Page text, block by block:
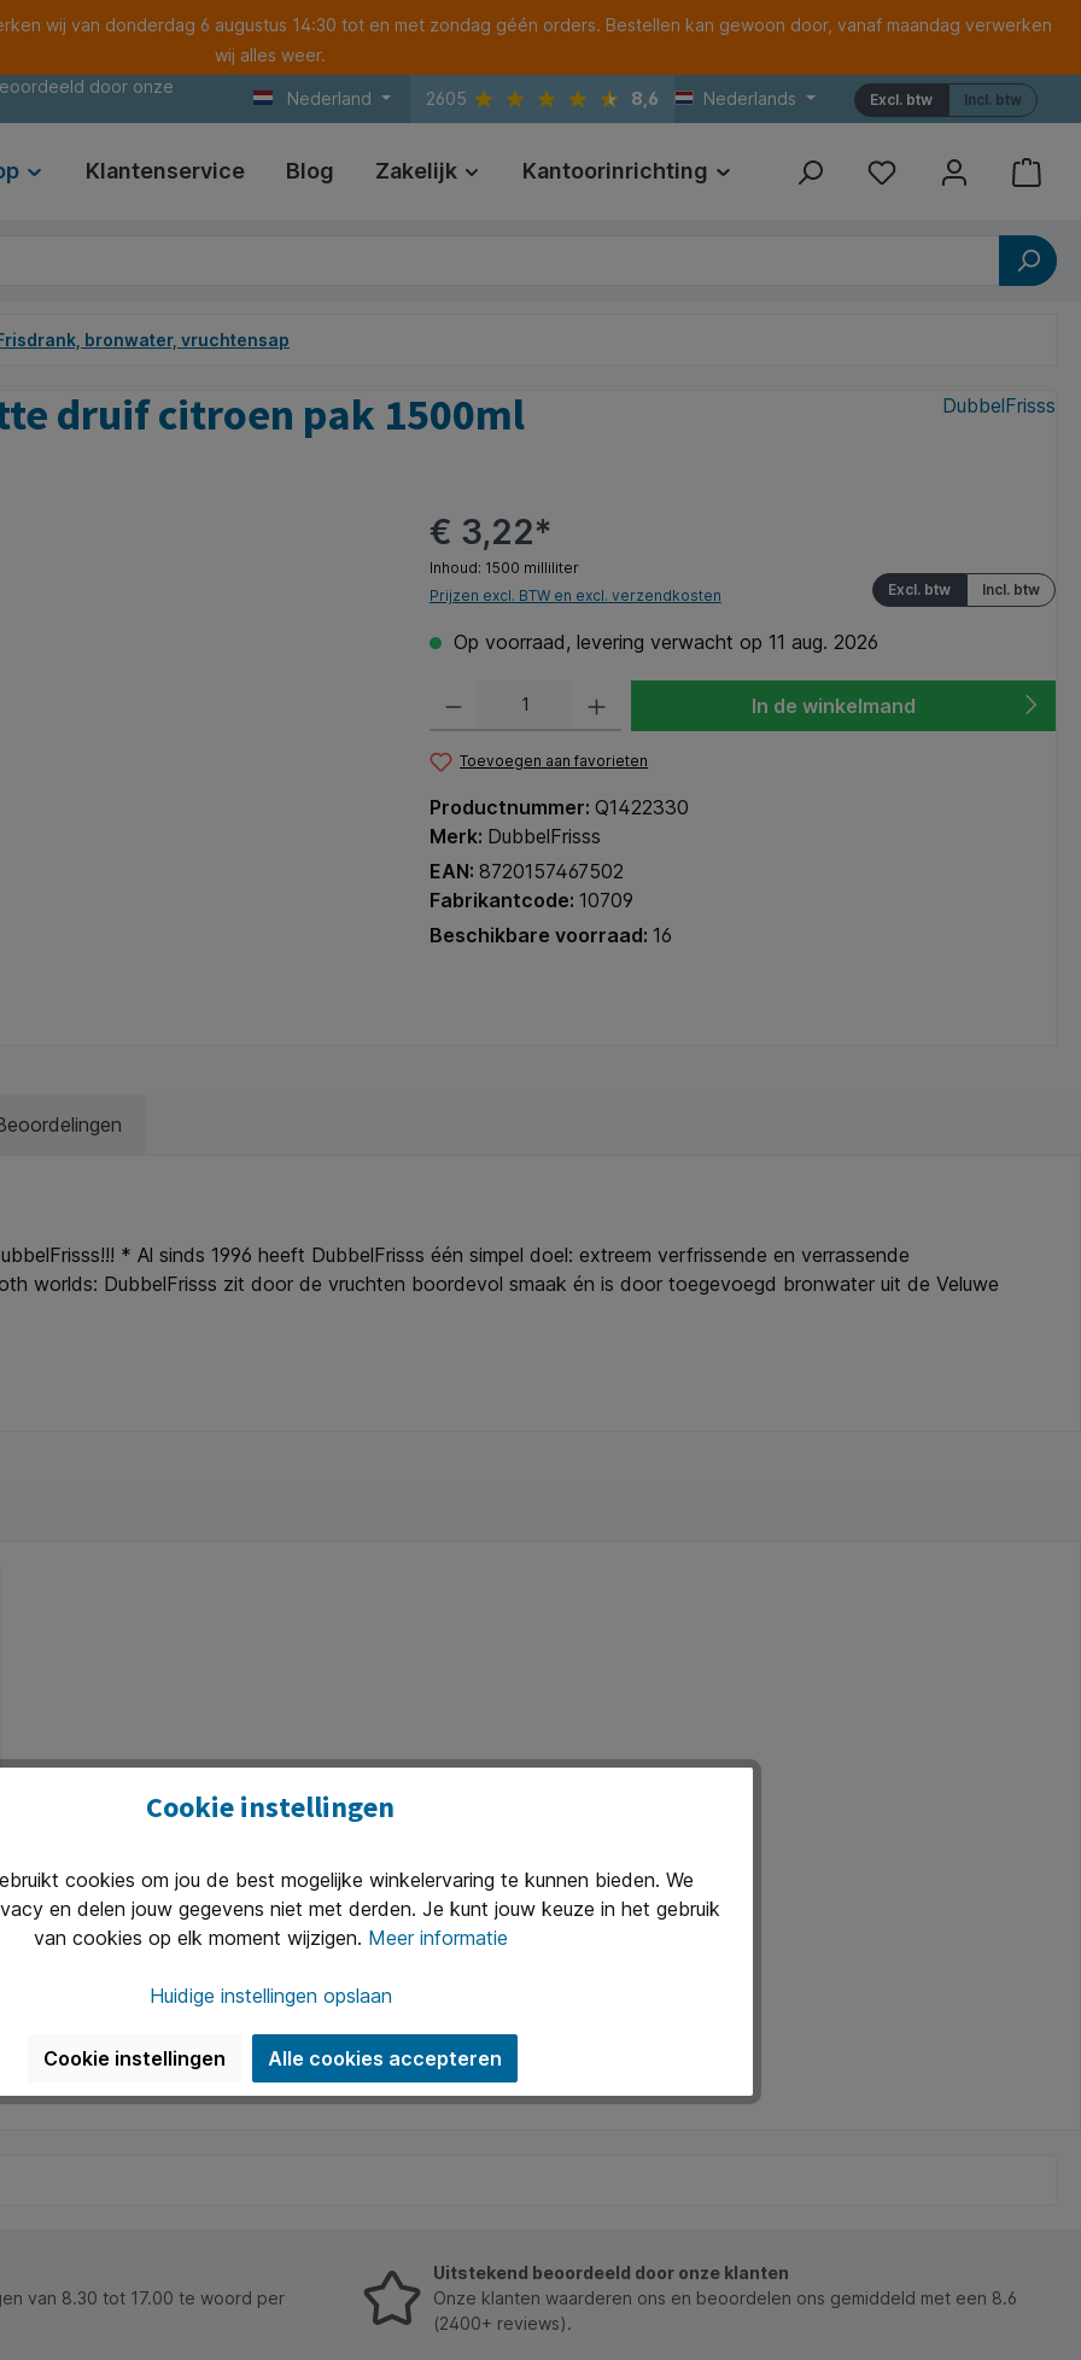
wij van donderdag 6 augustus 14:30 tot en met zondag géén orders. Bestellen kan gewoon door, vanaf maandag verwerken
wij alles weer.
door onze
Nederland 2605 8,6 Nederlands Incl. btw
Excl. btw
Klantenservice Blog Zakelijk Kantoorinrichting Print Referenties
bronwater, vruchtensap
druif citroen pak 1500ml DubbelFrisss
€ 3,22*
Inhoud: 1500 milliliter
Incl. btw
Excl. btw
Prijzen excl. BTW en excl. verzendkosten
Op voorraad, levering verwacht op 11 aug. 2026
In de winkelmand
Toevoegen aan favorieten
Productnummer: Q1422330
Merk: DubbelFrisss
EAN: 8720157467502
Fabrikantcode: 10709
Beschikbare voorraad: 16
* Al sinds 1996 heeft DubbelFrisss één simpel doel: extreem verfrissende en verrassende
worlds: DubbelFrisss zit door de vruchten boordevol smaak én is door toegevoegd bronwater uit de Veluwe
hebben we ook 1 kcal varianten. * Zo kun je genieten van jouw favoriete DubbelFrisss smaak maar dan zonder
van 8.30 tot 17.00 te woord per
Uitstekend beoordeeld door onze klanten
Onze klanten waarderen ons en beoordelen ons gemiddeld met een 8.6
(2400+ reviews).
Cookie instellingen
cookies om jou de best mogelijke winkelervaring te kunnen bieden. We
en delen jouw gegevens niet met derden. Je kunt jouw keuze in het gebruik
van cookies op elk moment wijzigen. Meer informatie
Huidige instellingen opslaan
Cookie instellingen Alle cookies accepteren